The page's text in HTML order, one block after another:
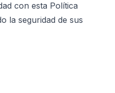
con esta Política
la seguridad de sus